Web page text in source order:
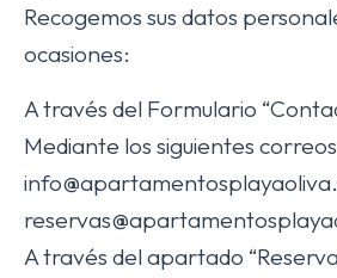
Recogemos sus datos
ocasiones:
A través del Formulario
Mediante los siguientes
A través del apartado